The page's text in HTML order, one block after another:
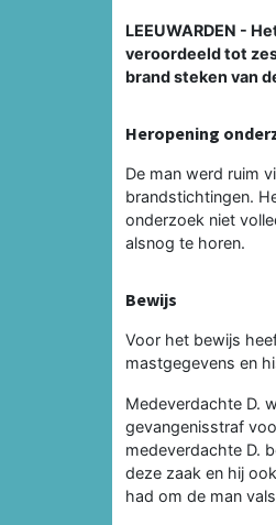
LEEUWARDEN -
veroordeeld tot
brand steken van
Heropening
De man werd ruim
brandstichtingen.
onderzoek niet
alsnog te horen.
Bewijs
Voor het bewijs
mastgegevens en
Medeverdachte D.
gevangenisstraf
medeverdachte D.
deze zaak en hij
had om de man